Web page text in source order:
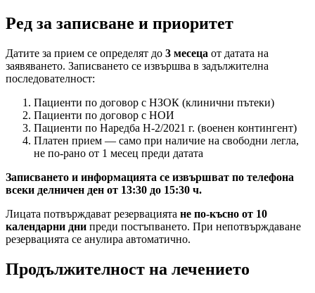
Ред за записване и приоритет
Датите за прием се определят до 3 месеца от датата на
заявяването. Записването се извършва в задължителна
последователност:
Пациенти по договор с НЗОК (клинични пътеки)
Пациенти по договор с НОИ
Пациенти по Наредба Н-2/2021 г. (военен контингент)
Платен прием — само при наличие на свободни легла,
не по-рано от 1 месец преди датата
Записването и информацията се извършват по телефона
всеки делничен ден от 13:30 до 15:30 ч.
Лицата потвърждават резервацията не по-късно от 10
календарни дни преди постъпването. При непотвърждаване
резервацията се анулира автоматично.
Продължителност на лечението